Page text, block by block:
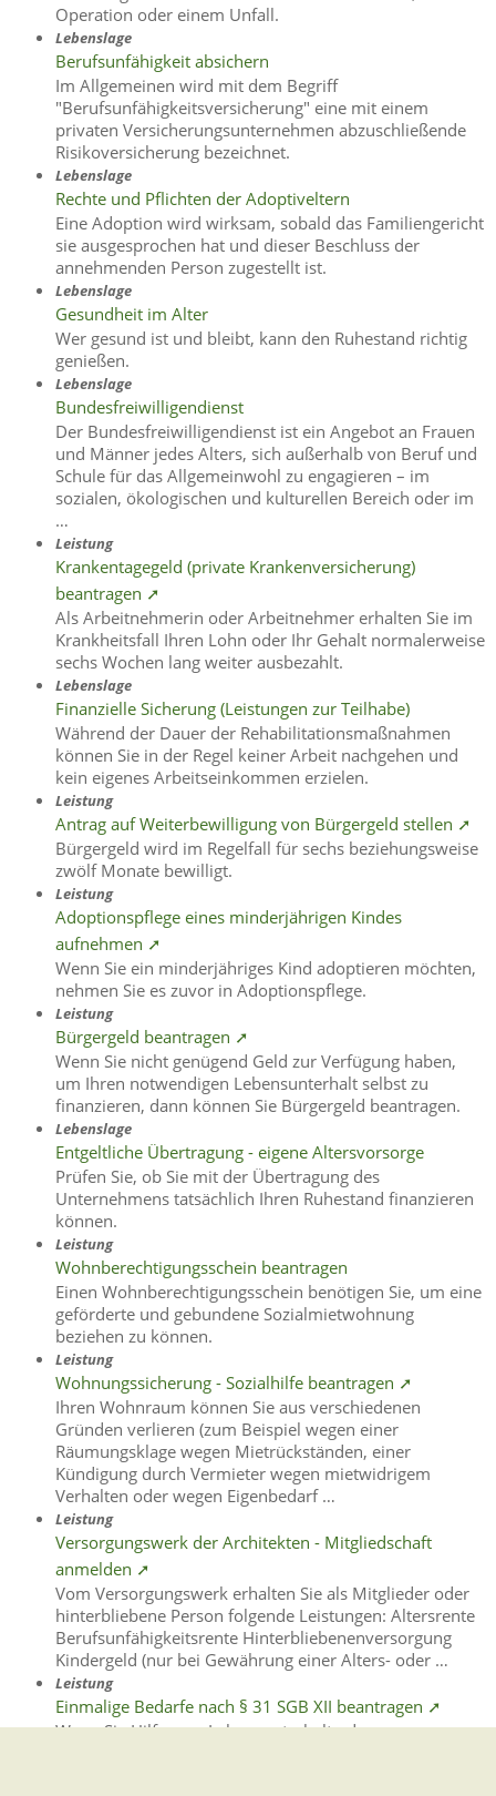
Operation oder einem Unfall.
Lebenslage
Berufsunfähigkeit absichern
Im Allgemeinen wird mit dem Begriff
"Berufsunfähigkeitsversicherung" eine mit einem
privaten Versicherungsunternehmen abzuschließende
Risikoversicherung bezeichnet.
Lebenslage
Rechte und Pflichten der Adoptiveltern
Eine Adoption wird wirksam, sobald das Familiengericht
sie ausgesprochen hat und dieser Beschluss der
annehmenden Person zugestellt ist.
Lebenslage
Gesundheit im Alter
Wer gesund ist und bleibt, kann den Ruhestand richtig
genießen.
Lebenslage
Bundesfreiwilligendienst
Der Bundesfreiwilligendienst ist ein Angebot an Frauen
und Männer jedes Alters, sich außerhalb von Beruf und
Schule für das Allgemeinwohl zu engagieren – im
sozialen, ökologischen und kulturellen Bereich oder im
…
Leistung
Krankentagegeld (private Krankenversicherung)
beantragen ➚
Als Arbeitnehmerin oder Arbeitnehmer erhalten Sie im
Krankheitsfall Ihren Lohn oder Ihr Gehalt normalerweise
sechs Wochen lang weiter ausbezahlt.
Lebenslage
Finanzielle Sicherung (Leistungen zur Teilhabe)
Während der Dauer der Rehabilitationsmaßnahmen
können Sie in der Regel keiner Arbeit nachgehen und
kein eigenes Arbeitseinkommen erzielen.
Leistung
Antrag auf Weiterbewilligung von Bürgergeld stellen ➚
Bürgergeld wird im Regelfall für sechs beziehungsweise
zwölf Monate bewilligt.
Leistung
Adoptionspflege eines minderjährigen Kindes
aufnehmen ➚
Wenn Sie ein minderjähriges Kind adoptieren möchten,
nehmen Sie es zuvor in Adoptionspflege.
Leistung
Bürgergeld beantragen ➚
Wenn Sie nicht genügend Geld zur Verfügung haben,
um Ihren notwendigen Lebensunterhalt selbst zu
finanzieren, dann können Sie Bürgergeld beantragen.
Lebenslage
Entgeltliche Übertragung - eigene Altersvorsorge
Prüfen Sie, ob Sie mit der Übertragung des
Unternehmens tatsächlich Ihren Ruhestand finanzieren
können.
Leistung
Wohnberechtigungsschein beantragen
Einen Wohnberechtigungsschein benötigen Sie, um eine
geförderte und gebundene Sozialmietwohnung
beziehen zu können.
Leistung
Wohnungssicherung - Sozialhilfe beantragen ➚
Ihren Wohnraum können Sie aus verschiedenen
Gründen verlieren (zum Beispiel wegen einer
Räumungsklage wegen Mietrückständen, einer
Kündigung durch Vermieter wegen mietwidrigem
Verhalten oder wegen Eigenbedarf …
Leistung
Versorgungswerk der Architekten - Mitgliedschaft
anmelden ➚
Vom Versorgungswerk erhalten Sie als Mitglieder oder
hinterbliebene Person folgende Leistungen: Altersrente
Berufsunfähigkeitsrente Hinterbliebenenversorgung
Kindergeld (nur bei Gewährung einer Alters- oder …
Leistung
Einmalige Bedarfe nach § 31 SGB XII beantragen ➚
Wenn Sie Hilfe zum Lebensunterhalt oder